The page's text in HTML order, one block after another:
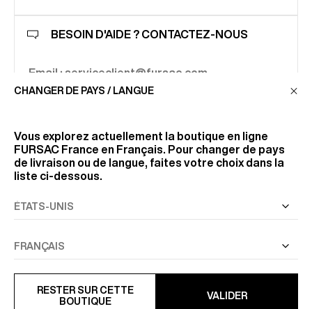
BESOIN D'AIDE ? CONTACTEZ-NOUS
Email : serviceclient@fursac.com
NEWSLETTER
première.
CHANGER DE PAYS / LANGUE
Vous explorez actuellement la boutique en ligne
FURSAC France en Français. Pour changer de pays
de livraison ou de langue, faites votre choix dans la
liste ci-dessous.
RESTER SUR CETTE
BOUTIQUE
VALIDER